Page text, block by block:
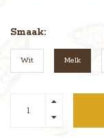
Smaak:
Wit Melk